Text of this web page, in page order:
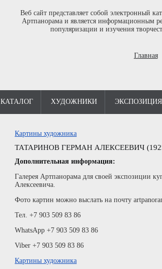
Веб сайт представляет собой электронный
Артпанорама и является информационным
популяризации и изучения
Главная
КАТАЛОГ ХУДОЖНИКИ ЭКСПОЗИЦИЯ
Картины художника
ТАТАРИНОВ ГЕРМАН АЛЕКСЕЕВИЧ
Дополнительная информация:
Галерея Артпанорама для своей экспозиции
Алексеевича.
Фото картин можно выслать на почту
Тел. +7 903 509 83 86
WhatsApp +7 903 509 83 86
Viber +7 903 509 83 86
Картины художника